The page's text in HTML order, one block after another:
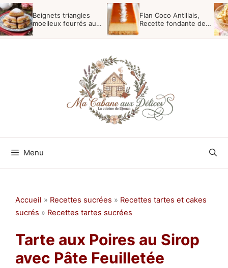
Aller
au
contenu
Beignets triangles
moelleux fourrés au
Flan Coco Antillais,
Recette fondante des
Menu
Accueil » Recettes sucrées » Recettes tartes et cakes
sucrés » Recettes tartes sucrées
Tarte aux Poires au Sirop
avec Pâte Feuilletée